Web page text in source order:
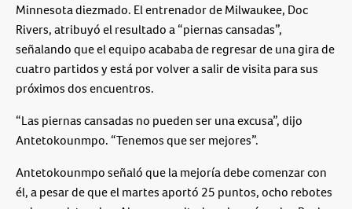
Minnesota diezmado. El entrenador de Milwaukee, Doc
Rivers, atribuyó el resultado a “piernas cansadas”,
señalando que el equipo acababa de regresar de una gira de
cuatro partidos y está por volver a salir de visita para sus
próximos dos encuentros.
“Las piernas cansadas no pueden ser una excusa”, dijo
Antetokounmpo. “Tenemos que ser mejores”.
Antetokounmpo señaló que la mejoría debe comenzar con
él, a pesar de que el martes aportó 25 puntos, ocho rebotes